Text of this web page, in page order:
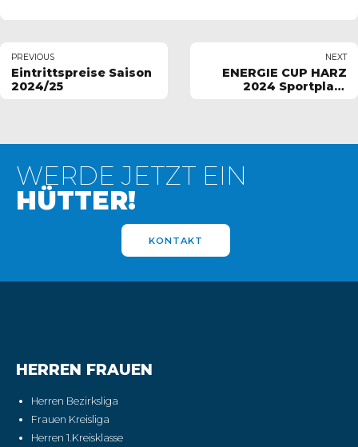
PREVIOUS
Eintrittspreise Saison
2024/25
NEXT
ENERGIE CUP HARZ
2024 Sportplatz
WERDE JETZT EIN
HÜTTER!
KONTAKT
HERREN FRAUEN
Herren Bezirksliga
Frauen Kreisliga
Herren 1.Kreisklasse